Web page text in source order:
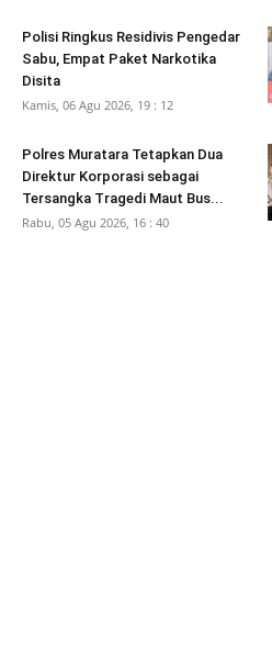
Polisi Ringkus Residivis Pengedar
Sabu, Empat Paket Narkotika
Disita
Kamis, 06 Agu 2026, 19 : 12
Polres Muratara Tetapkan Dua
Direktur Korporasi sebagai
Tersangka Tragedi Maut Bus...
Rabu, 05 Agu 2026, 16 : 40